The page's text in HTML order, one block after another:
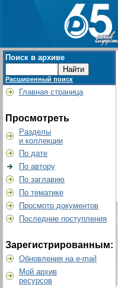
Поиск в архиве
Расширенный поиск
Главная страница
Просмотреть
Разделы
и коллекции
По дате
По автору
По заглавию
По тематике
Просмотр документов
Последние поступления
Зарегистрированным:
Обновления на e-mail
Мой архив
ресурсов